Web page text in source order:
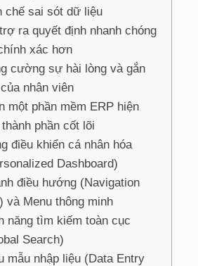
chế sai sót dữ liệu
ra quyết định nhanh chóng
xác hơn
cường sự hài lòng và gắn
nhân viên
một phần mềm ERP hiện
phần cốt lõi
điều khiển cá nhân hóa
Dashboard)
điều hướng (Navigation
và Menu thông minh
năng tìm kiếm toàn cục
Search)
mẫu nhập liệu (Data Entry